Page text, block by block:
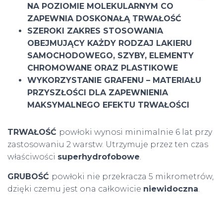
NA POZIOMIE MOLEKULARNYM CO
ZAPEWNIA DOSKONAŁĄ TRWAŁOŚĆ
SZEROKI ZAKRES STOSOWANIA
OBEJMUJĄCY KAŻDY RODZAJ LAKIERU
SAMOCHODOWEGO, SZYBY, ELEMENTY
CHROMOWANE ORAZ PLASTIKOWE
WYKORZYSTANIE GRAFENU – MATERIAŁU
PRZYSZŁOŚCI DLA ZAPEWNIENIA
MAKSYMALNEGO EFEKTU TRWAŁOŚCI
TRWAŁOŚĆ powłoki wynosi minimalnie 6 lat przy
zastosowaniu 2 warstw. Utrzymuje przez ten czas
właściwości superhydrofobowe.
GRUBOŚĆ powłoki nie przekracza 5 mikrometrów,
dzięki czemu jest ona całkowicie niewidoczna.